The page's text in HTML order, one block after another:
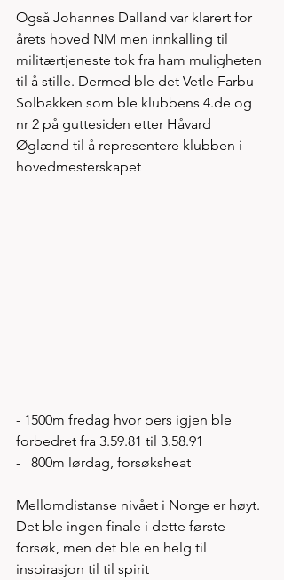
Også Johannes Dalland var klarert for
årets hoved NM men innkalling til
militærtjeneste tok fra ham muligheten
til å stille. Dermed ble det Vetle Farbu-
Solbakken som ble klubbens 4.de og
nr 2 på guttesiden etter Håvard
Øglænd til å representere klubben i
hovedmesterskapet
- 1500m fredag hvor pers igjen ble
forbedret fra 3.59.81 til 3.58.91
-   800m lørdag, forsøksheat
Mellomdistanse nivået i Norge er høyt.
Det ble ingen finale i dette første
forsøk, men det ble en helg til
inspirasjon til til spirit